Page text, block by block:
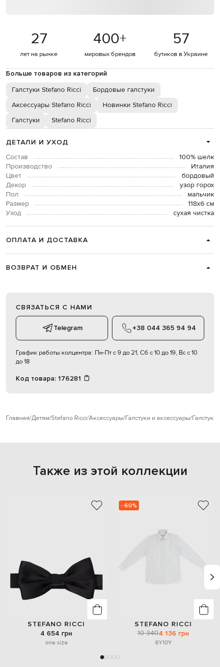
27
лет на рынке
400+
мировых брендов
57
бутиков в Украине
Больше товаров из категорий
Галстуки Stefano Ricci
Бордовые галстуки
Аксессуары Stefano Ricci
Новинки Stefano Ricci
Галстуки
Stefano Ricci
ДЕТАЛИ И УХОД
Состав
100% шелк
Производство
Италия
Цвет
бордовый
Декор
узор горох
Пол
мальчик
Размер
118х6 см
Уход
сухая чистка
ОПЛАТА И ДОСТАВКА
ВОЗВРАТ И ОБМЕН
СВЯЗАТЬСЯ С НАМИ
Telegram +38 044 365 94 94
График работы колцентра: Пн-Пт с 9 до 21, Сб с 10 до 19, Вс с 10
до 18
Код товара: 176281
Главная Детям Stefano Ricci Аксессуары Галстуки и аксессуары Галстуки
Также из этой коллекции
STEFANO RICCI
4 654 грн
one size
- 60%
STEFANO RICCI
10 3404 136 грн
6Y10Y